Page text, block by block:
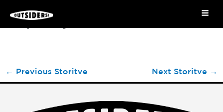
Izposoja SUPa NRS 11.6
← Previous Storitve Next Storitve →